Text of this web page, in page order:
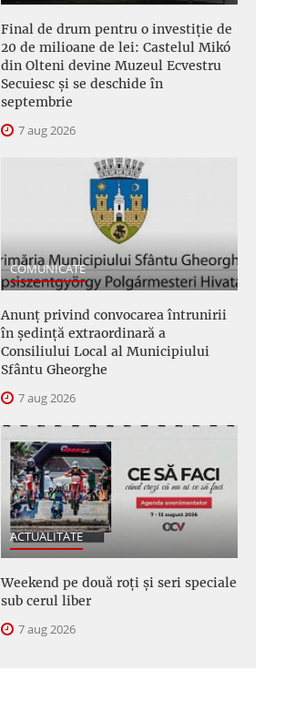
Final de drum pentru o investiție de
20 de milioane de lei: Castelul Mikó
din Olteni devine Muzeul Ecvestru
Secuiesc și se deschide în
septembrie
7 aug 2026
COMUNICATE
Anunţ privind convocarea întrunirii
în şedinţă extraordinară a
Consiliului Local al Municipiului
Sfântu Gheorghe
7 aug 2026
ACTUALITATE
Weekend pe două roți și seri speciale
sub cerul liber
7 aug 2026